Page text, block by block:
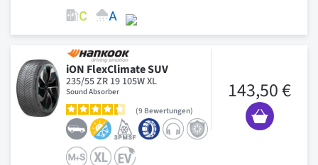
iON FlexClimate SUV
235/55 ZR 19 105W XL
Sound Absorber
9 Bewertungen
143,50 €